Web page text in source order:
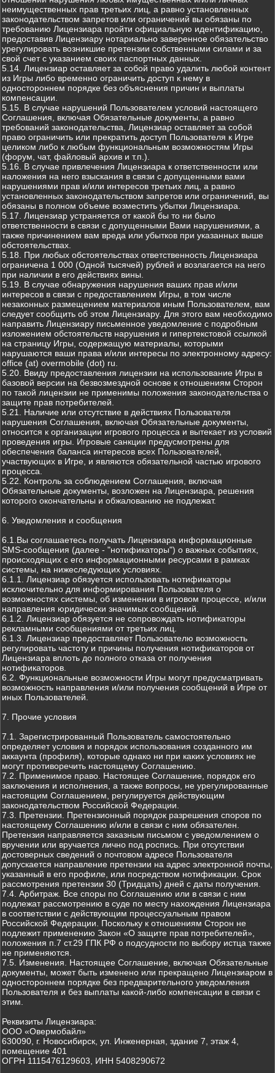
неимущественных прав третьих лиц, а равно установленных
законодательством запретов или ограничений вы обязаны по
требованию Лицензиара пройти официальную идентификацию,
предоставив Лицензиару нотариально заверенное обязательство
урегулировать возникшие претензии собственными силами и за
свой счет с указанием своих паспортных данных.
5.14. Лицензиар оставляет за собой право удалить любой контент
из Игры либо временно ограничить доступ к нему в
одностороннем порядке без объяснения причин и выплаты
компенсации.
5.15. В случае нарушений Пользователем условий настоящего
Соглашения, включая Обязательные документы, а равно
требований законодательства, Лицензиар оставляет за собой
право ограничить или прекратить доступ Пользователя к Игре
целиком либо к любым функциональным возможностям Игры
(форум, чат, файловый архив и т.п.).
5.16. В случае привлечения Лицензиара к ответственности или
наложения на него взыскания в связи с допущенными вами
нарушениями прав и/или интересов третьих лиц, а равно
установленных законодательством запретов или ограничений, вы
обязаны в полном объеме возместить убытки Лицензиара.
5.17. Лицензиар устраняется от какой бы то ни было
ответственности в связи с допущенными Вами нарушениями, а
также причинением вам вреда или убытков при указанных выше
обстоятельствах.
5.18. При любых обстоятельствах ответственность Лицензиара
ограничена 1 000 (Одной тысячей) рублей и возлагается на него
при наличии в его действиях вины.
5.19. В случае обнаружения нарушения ваших прав и/или
интересов в связи с предоставлением Игры, в том числе
незаконных размещением материалов иным Пользователем, вам
следует сообщить об этом Лицензиару. Для этого вам необходимо
направить Лицензиару письменное уведомление с подробным
изложением обстоятельств нарушения и гипертекстовой ссылкой
на страницу Игры, содержащую материалы, которыми
нарушаются ваши права и/или интересы по электронному адресу:
office (at) overmobile (dot) ru.
5.20. Ввиду предоставления лицензии на использование Игры в
базовой версии на безвозмездной основе к отношениям Сторон
по такой лицензии не применимы положения законодательства о
защите прав потребителей.
5.21. Наличие или отсутствие в действиях Пользователя
нарушения Соглашения, включая Обязательные документы,
относится к организации игрового процесса и вытекает из условий
проведения игры. Игровые санкции предусмотрены для
обеспечения баланса интересов всех Пользователей,
участвующих в Игре, и являются обязательной частью игрового
процесса.
5.22. Контроль за соблюдением Соглашения, включая
Обязательные документы, возложен на Лицензиара, решения
которого окончательны и обжалованию не подлежат.
6. Уведомления и сообщения
6.1.Вы соглашаетесь получать Лицензиара информационные
SMS-сообщения (далее - "нотификаторы") о важных событиях,
происходящих с его информационными ресурсами в рамках
системы, на нижеследующих условиях.
6.1.1. Лицензиар обязуется использовать нотификаторы
исключительно для информирования Пользователя о
возможностях системы, об изменении в игровом процессе, и/или
направления юридически значимых сообщений.
6.1.2. Лицензиар обязуется не сопровождать нотификаторы
рекламными сообщениями от третьих лиц.
6.1.3. Лицензиар предоставляет Пользователю возможность
регулировать частоту и причины получения нотификаторов от
Лицензиара вплоть до полного отказа от получения
нотификаторов.
6.2. Функциональные возможности Игры могут предусматривать
возможность направления и/или получения сообщений в Игре от
иных Пользователей.
7. Прочие условия
7.1. Зарегистрированный Пользователь самостоятельно
определяет условия и порядок использования созданного им
аккаунта (профиля), которые однако ни при каких условиях не
могут противоречить настоящему Соглашению.
7.2. Применимое право. Настоящее Соглашение, порядок его
заключения и исполнения, а также вопросы, не урегулированные
настоящим Соглашением, регулируется действующим
законодательством Российской Федерации.
7.3. Претензии. Претензионный порядок разрешения споров по
настоящему Соглашению и/или в связи с ним обязателен.
Претензия направляется заказным письмом с уведомлением о
вручении или вручается лично под роспись. При отсутствии
достоверных сведений о почтовом адресе Пользователя
допускается направление претензии на адрес электронной почты,
указанный в его профиле, или посредством нотификации. Срок
рассмотрения претензии 30 (Тридцать) дней с даты получения.
7.4. Арбитраж. Все споры по Соглашению или в связи с ним
подлежат рассмотрению в суде по месту нахождения Лицензиара
в соответствии с действующим процессуальным правом
Российской Федерации. Поскольку к отношениям Сторон не
подлежит применению Закон «О защите прав потребителей»,
положения п.7 ст.29 ГПК РФ о подсудности по выбору истца также
не применяются.
7.5. Изменения. Настоящее Соглашение, включая Обязательные
документы, может быть изменено или прекращено Лицензиаром в
одностороннем порядке без предварительного уведомления
Пользователя и без выплаты какой-либо компенсации в связи с
этим.
Реквизиты Лицензиара:
ООО «Овермобайл»
630090, г. Новосибирск, ул. Инженерная, здание 7, этаж 4,
помещение 401
ОГРН 1115476129603, ИНН 5408290672